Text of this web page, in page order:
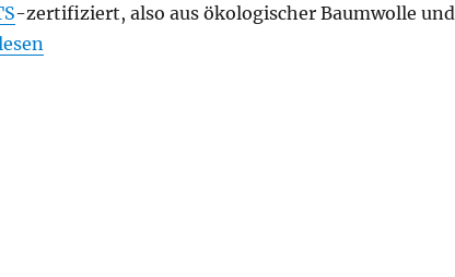
-zertifiziert, also aus ökologischer Baumwolle und
FÖJ-Jahrgangsshirts Berlin“